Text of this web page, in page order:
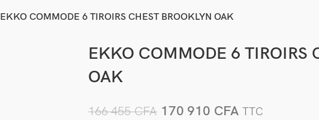
EKKO COMMODE 6 TIROIRS CHEST BROOKLYN OAK
EKKO COMMODE 6 TIROIRS
OAK
166 455CFA 170 910 CFA TTC